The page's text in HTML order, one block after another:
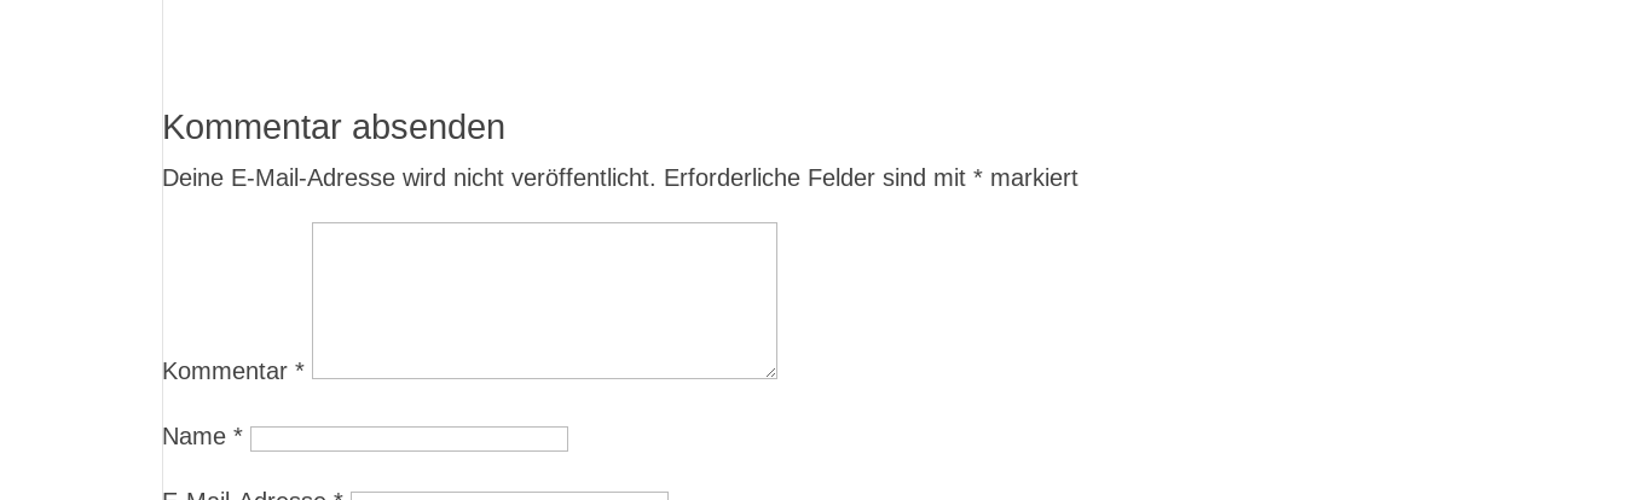
Kommentar absenden
Deine E-Mail-Adresse wird nicht veröffentlicht. Erforderliche Felder sind mit* markiert
Kommentar*
Name*